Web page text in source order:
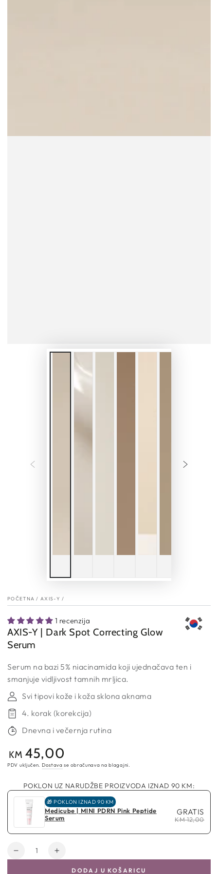
POČETNA / AXIS-Y /
1 recenzija
AXIS-Y | Dark Spot Correcting Glow
Serum
Serum na bazi 5% niacinamida koji ujednačava ten i
smanjuje vidljivost tamnih mrljica.
Svi tipovi kože i koža sklona aknama
4. korak (korekcija)
Dnevna i večernja rutina
Redovna
cijena
KM 45,00
PDV uključen. Dostava se obračunava na blagajni.
POKLON UZ NARUDŽBE PROIZVODA IZNAD 90 KM:
🎁 POKLON IZNAD 90 KM
Medicube | MINI PDRN Pink Peptide
Serum
GRATIS
KM 12,00
Količina
Smanji
Povećaj
DODAJ U KOŠARICU